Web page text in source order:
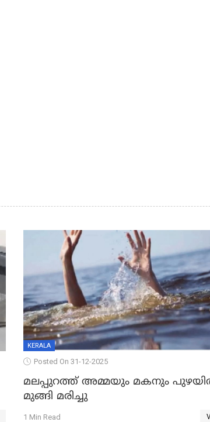
KERALA
Posted On 31-12-2025
മലപ്പുറത്ത് അമ്മയും മകനും
മുങ്ങി മരിച്ചു
1 Min Read